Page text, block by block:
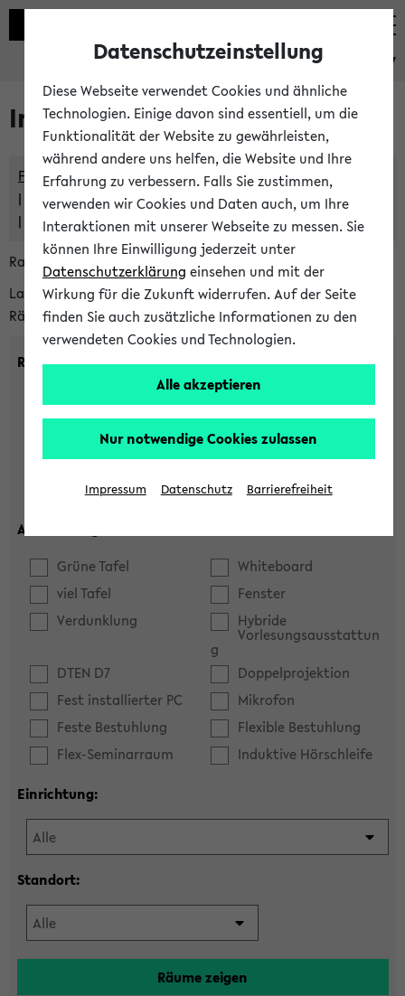
eKVV
Im eKVV verwaltete Räume
Freie Räume und Veranstaltungsüberschneidungen
Raumüberschneidungen
Hinweise der zentralen Raumvergabe
Raumanfragen:
raumvergabe@uni-bielefeld.de
Lassen Sie sich alle Räume anzeigen oder suchen Sie nach
Räumen mit bestimmten Eigenschaften:
Raumkriterien:
max. Plätze:
Ausstattung:
Grüne Tafel
Whiteboard
viel Tafel
Fenster
Verdunklung
Hybride
Vorlesungsausstattun
g
DTEN D7
Doppelprojektion
Fest installierter PC
Mikrofon
Feste Bestuhlung
Flexible Bestuhlung
Flex-Seminarraum
Induktive Hörschleife
Einrichtung:
Standort:
Datenschutzeinstellung
Diese Webseite verwendet Cookies und ähnliche
Technologien. Einige davon sind essentiell, um die
Funktionalität der Website zu gewährleisten,
während andere uns helfen, die Website und Ihre
Erfahrung zu verbessern. Falls Sie zustimmen,
verwenden wir Cookies und Daten auch, um Ihre
Interaktionen mit unserer Webseite zu messen. Sie
können Ihre Einwilligung jederzeit unter
Datenschutzerklärung einsehen und mit der
Wirkung für die Zukunft widerrufen. Auf der Seite
finden Sie auch zusätzliche Informationen zu den
verwendeten Cookies und Technologien.
Alle akzeptieren
Nur notwendige Cookies zulassen
Impressum Datenschutz Barrierefreiheit